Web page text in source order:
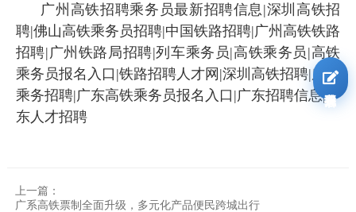
广州高铁招聘乘务员最新招聘信息|深圳高铁招
聘|佛山高铁乘务员招聘|中国铁路招聘|广州高铁铁路
招聘|广州铁路局招聘|列车乘务员|高铁乘务员|高铁
乘务员报名入口|铁路招聘人才网|深圳高铁招聘|广东
乘务招聘|广东高铁乘务员报名入口|广东招聘信息|广
东人才招聘
上一篇：
广系高铁票制全面升级，多元化产品便民跨城出行
我要报名